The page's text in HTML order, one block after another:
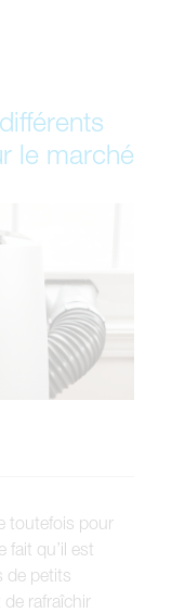
le marché
toutefois pour
fait qu’il est
de petits
rafraîchir